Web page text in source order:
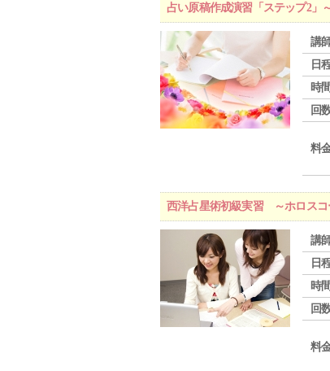
占い原稿作成演習「ステップ2」
講
日
時間
回
料
西洋占星術初級実習 ～ホロスコ
講
日
時間
回
料